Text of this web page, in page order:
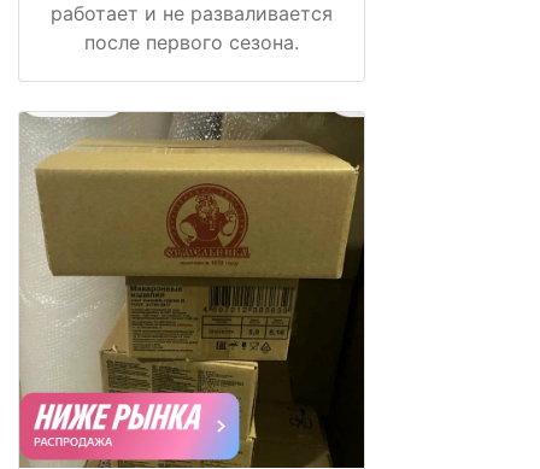
работает и не разваливается
после первого сезона.